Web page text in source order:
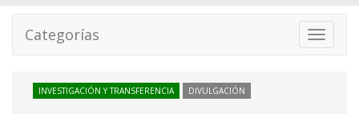
Toggle
Categorías
INVESTIGACIÓN Y TRANSFERENCIA DIVULGACIÓN